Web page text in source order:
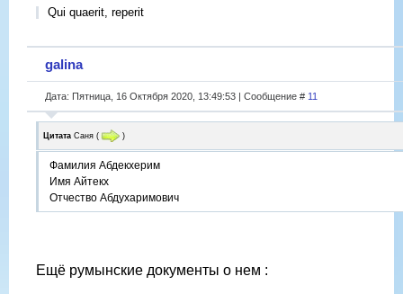
Qui quaerit, reperit
galina
Дата: Пятница, 16 Октября 2020, 13:49:53 | Сообщение # 11
Цитата Саня ( )
Фамилия Абдекхерим
Имя Айтекх
Отчество Абдухаримович
Ещё румынские документы о нем :